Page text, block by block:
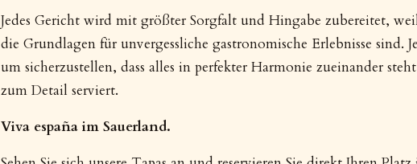
Jedes Gericht wird mit größter Sorgfalt und Hingabe zubereitet,
die Grundlagen für unvergessliche gastronomische Erlebnisse sind.
um sicherzustellen, dass alles in perfekter Harmonie zueinander
zum Detail serviert.
Viva españa im Sauerland.